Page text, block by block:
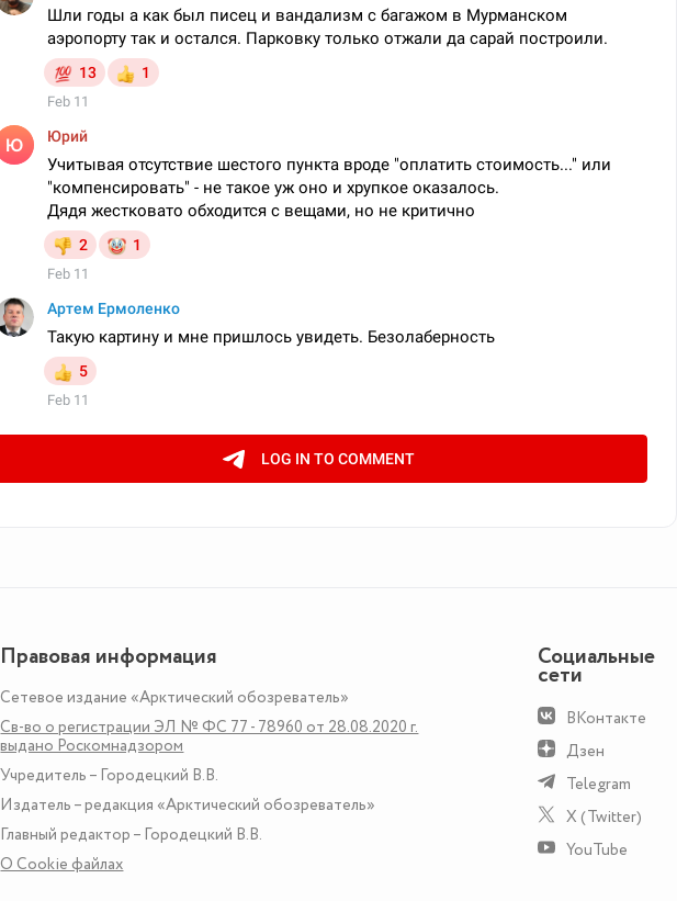
Правовая информация
Сетевое издание «Арктический обозреватель»
Св-во о регистрации ЭЛ № ФС 77 - 78960 от 28.08.2020 г.
выдано Роскомнадзором
Учредитель – Городецкий В.В.
Издатель – редакция «Арктический обозреватель»
Главный редактор – Городецкий В.В.
О Сookie файлах
Социальные
сети
ВКонтакте
Дзен
Telegram
X (Twitter)
YouTube